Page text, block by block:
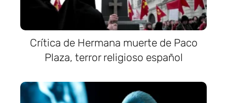
Crítica de Hermana muerte de Paco
Plaza, terror religioso español